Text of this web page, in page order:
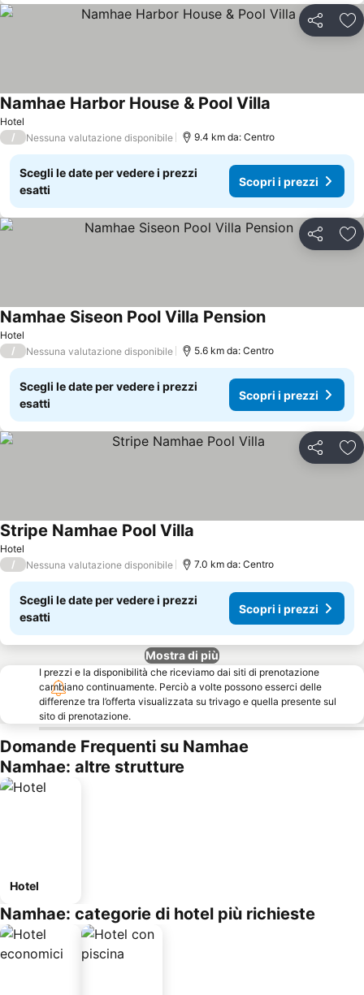
Condividi
Hotel
Namhae Harbor House & Pool Villa
/ Nessuna valutazione disponibile 9.4 km da: Centro
Scegli le date per vedere i prezzi
esatti
Scopri i prezzi
Condividi
Hotel
Namhae Siseon Pool Villa Pension
/ Nessuna valutazione disponibile 5.6 km da: Centro
Scegli le date per vedere i prezzi
esatti
Scopri i prezzi
Condividi
Hotel
Stripe Namhae Pool Villa
/ Nessuna valutazione disponibile 7.0 km da: Centro
Scegli le date per vedere i prezzi
esatti
Scopri i prezzi
Mostra di più
I prezzi e la disponibilità che riceviamo dai siti di prenotazione
cambiano continuamente. Perciò a volte possono esserci delle
differenze tra l’offerta visualizzata su trivago e quella presente sul
sito di prenotazione.
Domande Frequenti su Namhae
Namhae: altre strutture
Hotel
Namhae: categorie di hotel più richieste